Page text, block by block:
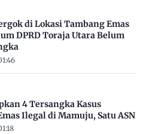
di Lokasi Tambang Emas
DPRD Toraja Utara Belum
4 Tersangka Kasus
Ilegal di Mamuju, Satu ASN